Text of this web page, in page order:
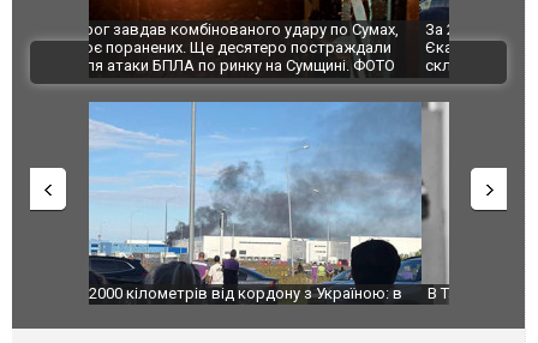
За 2000 кілометрів від кордону з Україною: в
Єкатеринбурзі після атаки дронів загорівся
склад Wildberries. ФОТО. ВІДЕО
"Мої
ВІДЕО
В Таїланді футболіст загинув від удару
постраждали. ВІДЕО